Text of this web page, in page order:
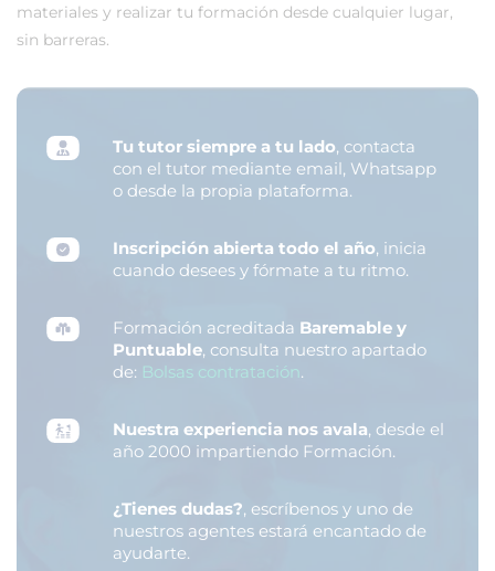
materiales y realizar tu formación desde cualquier lugar,
sin barreras.
Tu tutor siempre a tu lado, contacta
con el tutor mediante email, Whatsapp
o desde la propia plataforma.
Inscripción abierta todo el año, inicia
cuando desees y fórmate a tu ritmo.
Formación acreditada Baremable y
Puntuable, consulta nuestro apartado
de: Bolsas contratación.
Nuestra experiencia nos avala, desde el
año 2000 impartiendo Formación.
¿Tienes dudas?, escríbenos y uno de
nuestros agentes estará encantado de
ayudarte.